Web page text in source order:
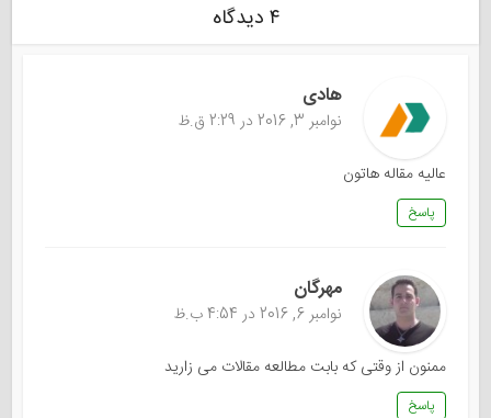
۴ دیدگاه
هادی
نوامبر 3, 2016 در 2:29 ق.ظ
عالیه مقاله هاتون
پاسخ
مهرگان
نوامبر 6, 2016 در 4:54 ب.ظ
ممنون از وقتی که بابت مطالعه مقالات می زارید
پاسخ